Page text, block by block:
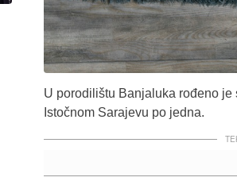
U porodilištu Banjaluka rođeno
Istočnom Sarajevu po jedna.